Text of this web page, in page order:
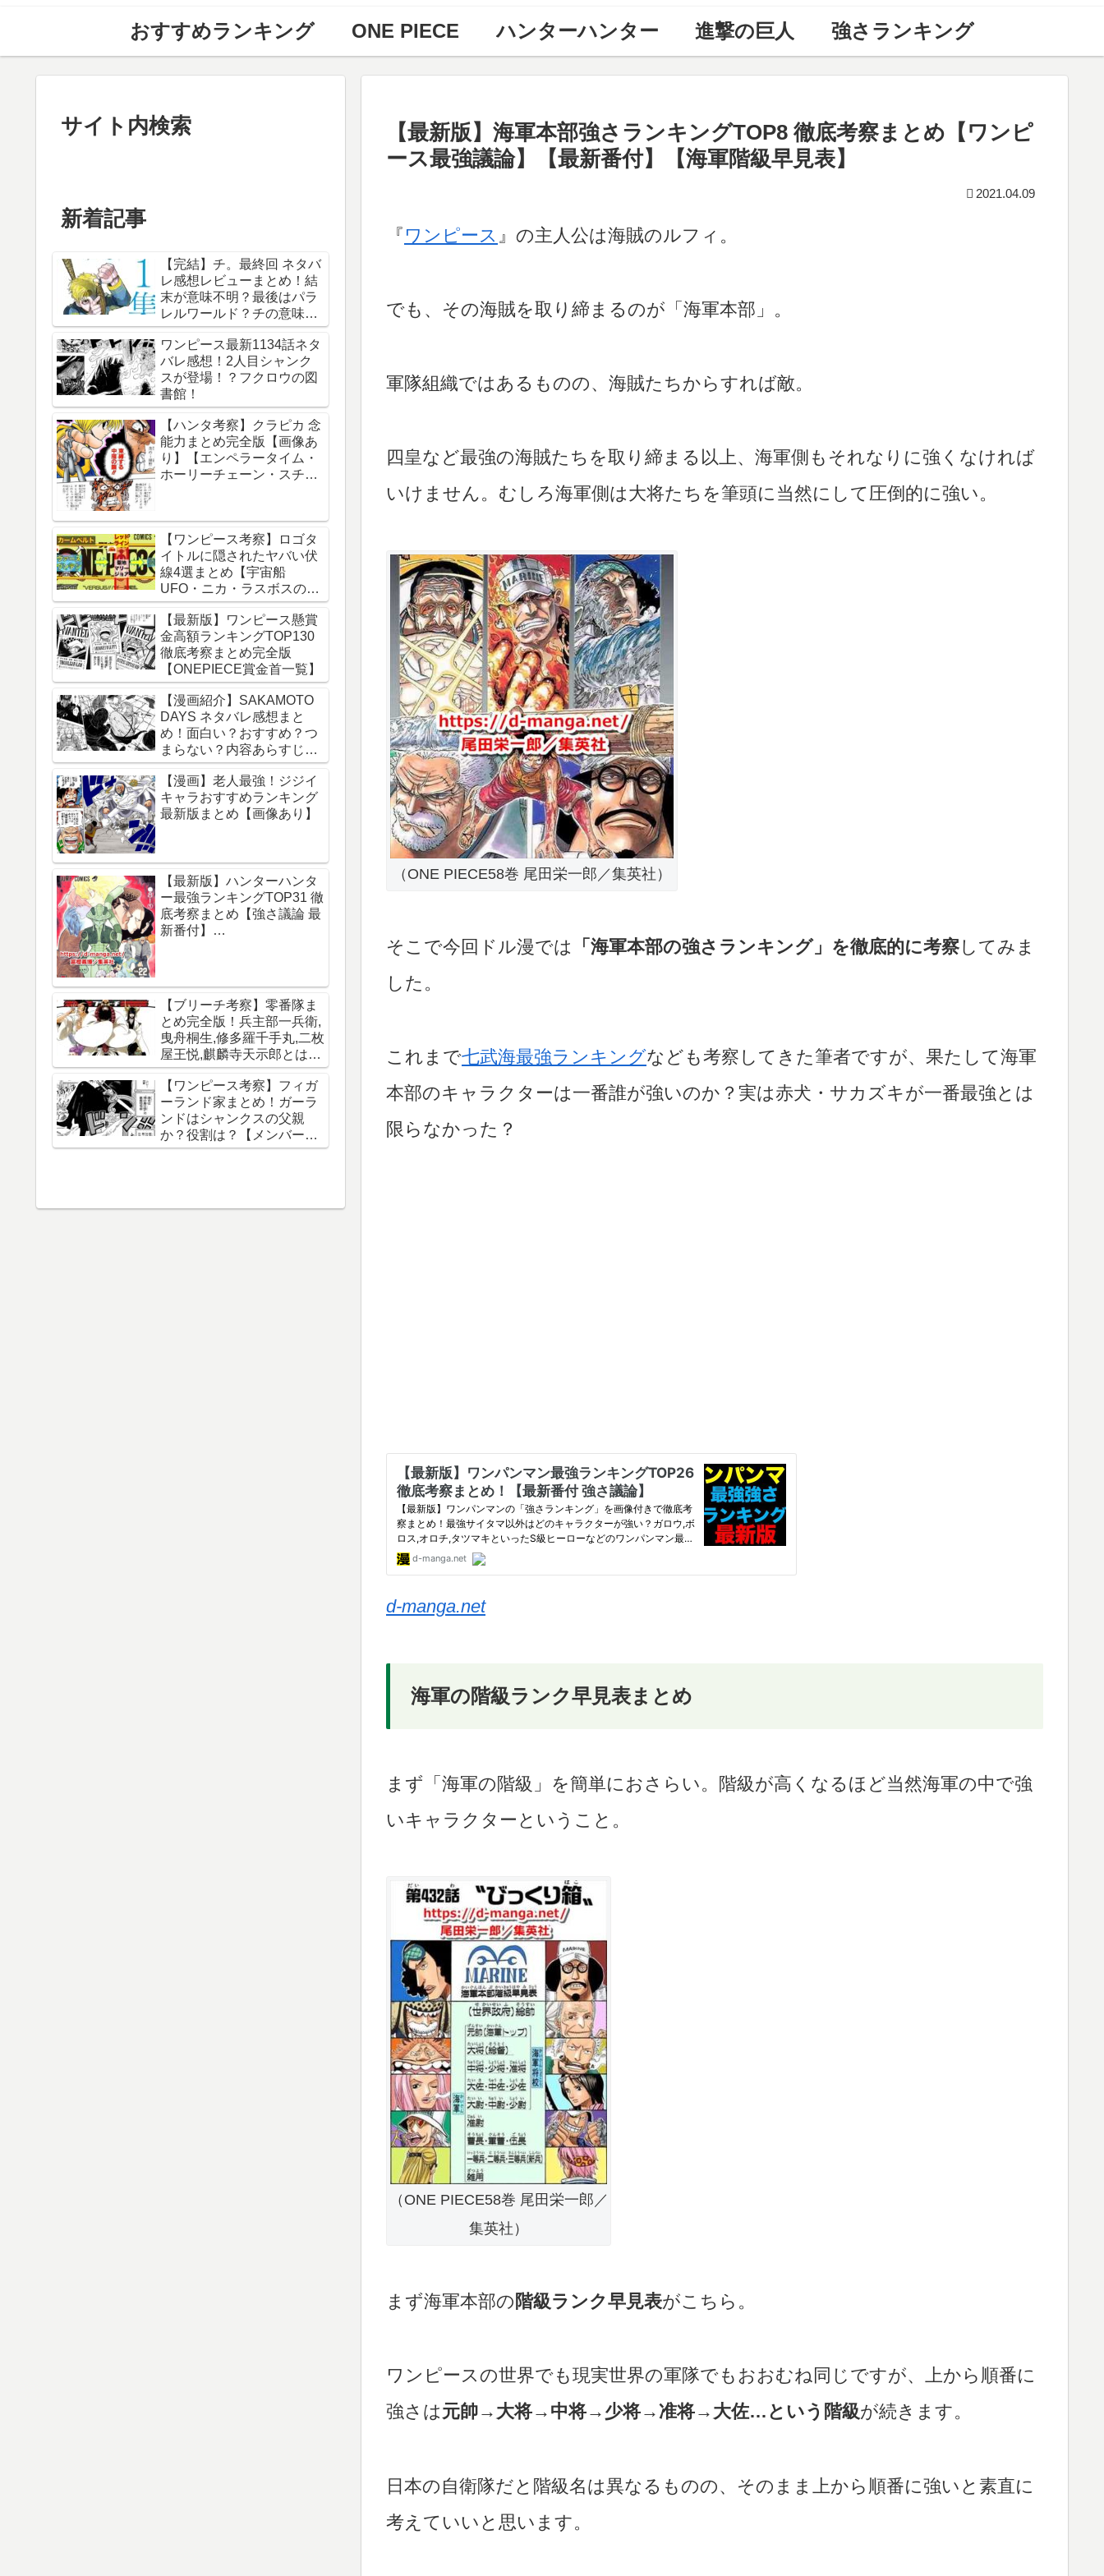
おすすめランキング ONE PIECE ハンターハンター 進撃の巨人 強さランキング
【最新版】海軍本部強さランキングTOP8 徹底考察まとめ【ワンピ
ース最強議論】【最新番付】【海軍階級早見表】
2021.04.09
『 ワンピース 』の主人公は海賊のルフィ。
でも、その海賊を取り締まるのが「海軍本部」。
軍隊組織ではあるものの、海賊たちからすれば敵。
四皇など最強の海賊たちを取り締まる以上、海軍側もそれなりに強くなければ
いけません。むしろ海軍側は大将たちを筆頭に当然にして圧倒的に強い。
（ONE PIECE58巻 尾田栄一郎／集英社）
そこで今回ドル漫では 「海軍本部の強さランキング」を徹底的に考察してみま
した。
これまで七武海最強ランキングなども考察してきた筆者ですが、果たして海軍
本部のキャラクターは一番誰が強いのか？実は赤犬・サカズキが一番最強とは
限らなかった？
d-manga.net
海軍の階級ランク早見表まとめ
まず「海軍の階級」を簡単におさらい。階級が高くなるほど当然海軍の中で強
いキャラクターということ。
（ONE PIECE58巻 尾田栄一郎／
集英社）
まず海軍本部の 階級ランク早見表がこちら。
ワンピースの世界でも現実世界の軍隊でもおおむね同じですが、上から順番に
強さは元帥→大将→中将→少将→准将→大佐…という階級が続きます。
日本の自衛隊だと階級名は異なるものの、そのまま上から順番に強いと素直に
考えていいと思います。
サイト内検索
新着記事
【完結】チ。最終回 ネタバ
レ感想レビューまとめ！結
末が意味不明？最後はパラ
レルワールド？チの意味
は？内容あらすじは？アル
ベルト・ブルゼフスキと
は？【総合評価評判】【地
球の運動について】
ワンピース最新1134話ネタ
バレ感想！2人目シャンク
スが登場！？フクロウの図
書館！
【ハンタ考察】クラピカ 念
能力まとめ完全版【画像あ
り】【エンペラータイム・
ホーリーチェーン・スチー
ン】
【ワンピース考察】ロゴタ
イトルに隠されたヤバい伏
線4選まとめ【宇宙船
UFO・ニカ・ラスボスのイ
ム様・グランドライン】
【最新版】ワンピース懸賞
金高額ランキングTOP130
徹底考察まとめ完全版
【ONEPIECE賞金首一覧】
【漫画紹介】SAKAMOTO
DAYS ネタバレ感想まと
め！面白い？おすすめ？つ
まらない？内容あらすじレ
ビュー【サカモトデイズ】
【漫画】老人最強！ジジイ
キャラおすすめランキング
最新版まとめ【画像あり】
【最新版】ハンターハンタ
ー最強ランキングTOP31 徹
底考察まとめ【強さ議論 最
新番付】
【ブリーチ考察】零番隊ま
とめ完全版！兵主部一兵衛,
曳舟桐生,修多羅千手丸,二枚
屋王悦,麒麟寺天示郎とは？
王鍵とは？異名は？声優CV
は？必殺技は？【霊王宮】
【泉湯鬼・穀王・刀神・大
織守・まなこ和尚】
【ワンピース考察】フィガ
ーランド家まとめ！ガーラ
ンドはシャンクスの父親
か？役割は？【メンバー一
覧】